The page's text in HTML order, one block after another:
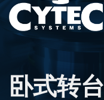
卧式转台